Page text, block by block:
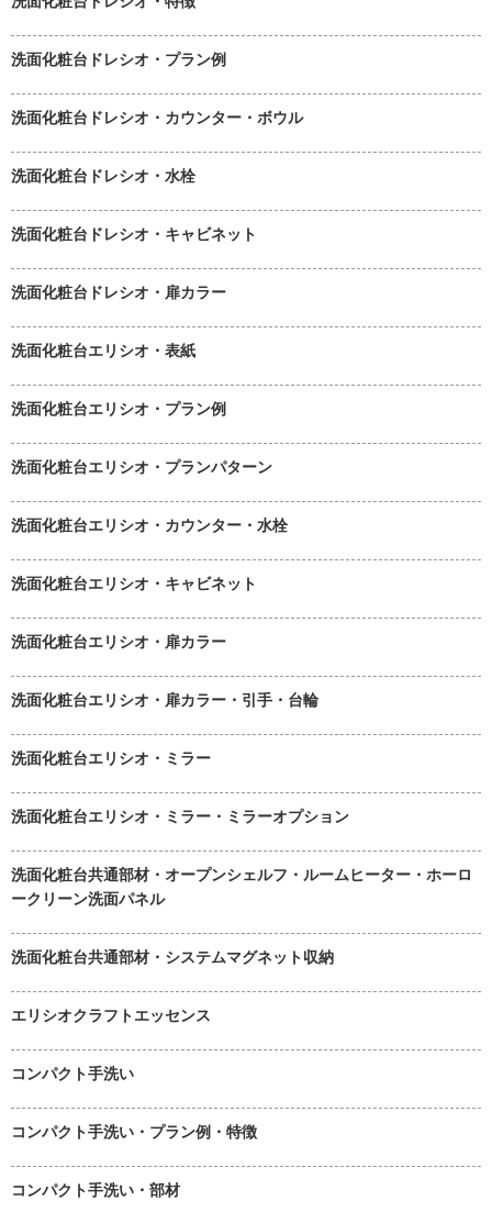
洗面化粧台ドレシオ・プラン例
洗面化粧台ドレシオ・カウンター・ボウル
洗面化粧台ドレシオ・水栓
洗面化粧台ドレシオ・キャビネット
洗面化粧台ドレシオ・扉カラー
洗面化粧台エリシオ・表紙
洗面化粧台エリシオ・プラン例
洗面化粧台エリシオ・プランパターン
洗面化粧台エリシオ・カウンター・水栓
洗面化粧台エリシオ・キャビネット
洗面化粧台エリシオ・扉カラー
洗面化粧台エリシオ・扉カラー・引手・台輪
洗面化粧台エリシオ・ミラー
洗面化粧台エリシオ・ミラー・ミラーオプション
洗面化粧台共通部材・オープンシェルフ・ルームヒーター・ホーロ
ークリーン洗面パネル
洗面化粧台共通部材・システムマグネット収納
エリシオクラフトエッセンス
コンパクト手洗い
コンパクト手洗い・プラン例・特徴
コンパクト手洗い・部材